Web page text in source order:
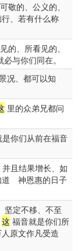
敬的、公义的、
、若有什么称
的、所看见的、
与你们同在。
况、都可以知
里的众弟兄都问
你们从前在福音
且结果增长、如
道 神恩惠的日子
坚定不移、不至
这福音就是你们所
原文作凡受造